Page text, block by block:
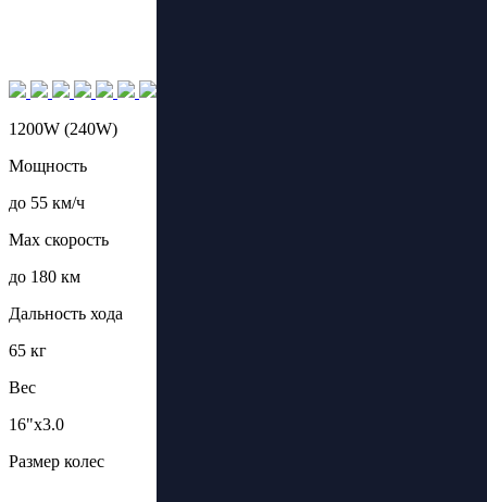
1200W (240W)
Мощность
до 55 км/ч
Max скорость
до 180 км
Дальность хода
65 кг
Вес
16"х3.0
Размер колес